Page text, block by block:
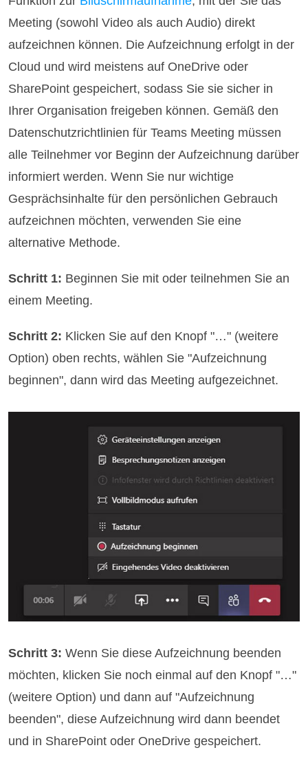
Meeting (sowohl Video als auch Audio) direkt
aufzeichnen können. Die Aufzeichnung erfolgt in der
Cloud und wird meistens auf OneDrive oder
SharePoint gespeichert, sodass Sie sie sicher in
Ihrer Organisation freigeben können. Gemäß den
Datenschutzrichtlinien für Teams Meeting müssen
alle Teilnehmer vor Beginn der Aufzeichnung darüber
informiert werden. Wenn Sie nur wichtige
Gesprächsinhalte für den persönlichen Gebrauch
aufzeichnen möchten, verwenden Sie eine
alternative Methode.
Schritt 1: Beginnen Sie mit oder teilnehmen Sie an
einem Meeting.
Schritt 2: Klicken Sie auf den Knopf "…" (weitere
Option) oben rechts, wählen Sie "Aufzeichnung
beginnen", dann wird das Meeting aufgezeichnet.
Schritt 3: Wenn Sie diese Aufzeichnung beenden
möchten, klicken Sie noch einmal auf den Knopf "…"
(weitere Option) und dann auf "Aufzeichnung
beenden", diese Aufzeichnung wird dann beendet
und in SharePoint oder OneDrive gespeichert.